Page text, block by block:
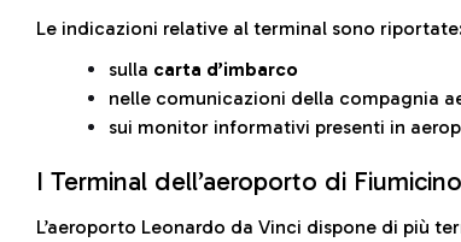
Le indicazioni relative al terminal sono
sulla carta d’imbarco
nelle comunicazioni della compagnia
sui monitor informativi presenti in
I Terminal dell’aeroporto di Fiumicino
L’aeroporto Leonardo da Vinci dispone di più